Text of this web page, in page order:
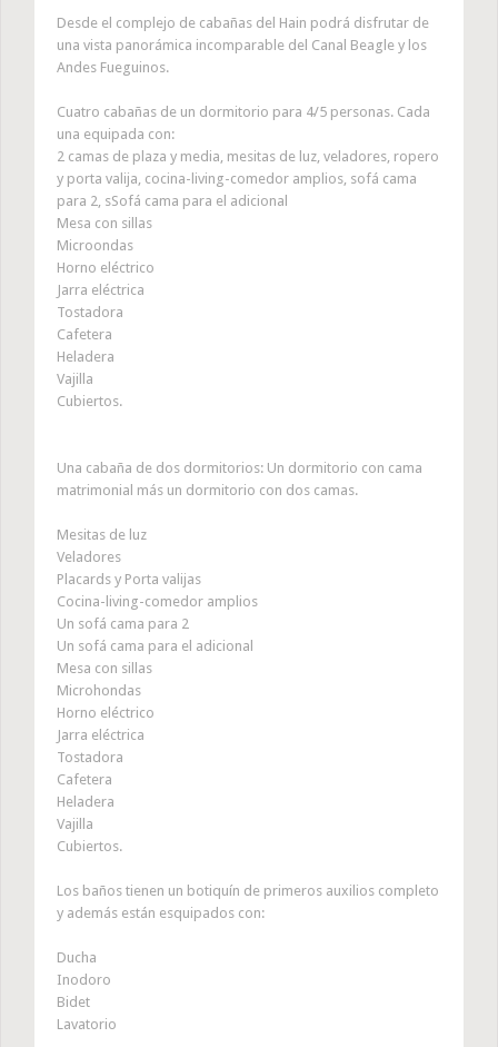
Desde el complejo de cabañas del Hain podrá disfrutar de
una vista panorámica incomparable del Canal Beagle y los
Andes Fueguinos.
Cuatro cabañas de un dormitorio para 4/5 personas. Cada
una equipada con:
2 camas de plaza y media, mesitas de luz, veladores, ropero
y porta valija, cocina-living-comedor amplios, sofá cama
para 2, sSofá cama para el adicional
Mesa con sillas
Microondas
Horno eléctrico
Jarra eléctrica
Tostadora
Cafetera
Heladera
Vajilla
Cubiertos.
Una cabaña de dos dormitorios: Un dormitorio con cama
matrimonial más un dormitorio con dos camas.
Mesitas de luz
Veladores
Placards y Porta valijas
Cocina-living-comedor amplios
Un sofá cama para 2
Un sofá cama para el adicional
Mesa con sillas
Microhondas
Horno eléctrico
Jarra eléctrica
Tostadora
Cafetera
Heladera
Vajilla
Cubiertos.
Los baños tienen un botiquín de primeros auxilios completo
y además están esquipados con:
Ducha
Inodoro
Bidet
Lavatorio